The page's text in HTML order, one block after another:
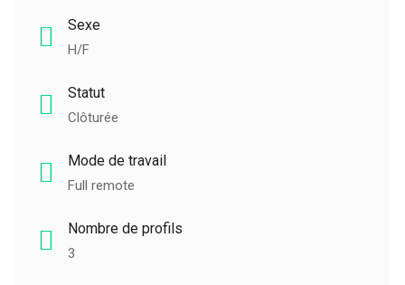
Sexe
H/F
Statut
Clôturée
Mode de travail
Full remote
Nombre de profils
3